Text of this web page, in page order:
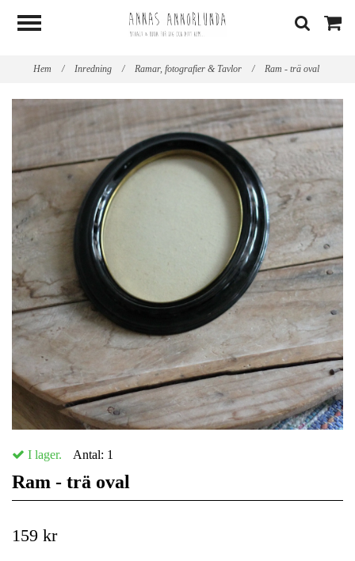
Hem / Inredning / Ramar, fotografier & Tavlor / Ram - trä oval
I lager. Antal: 1
Ram - trä oval
159 kr